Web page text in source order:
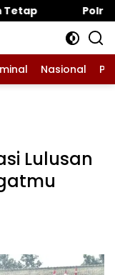
Mutasi Tiga
Nasional
Lulusan